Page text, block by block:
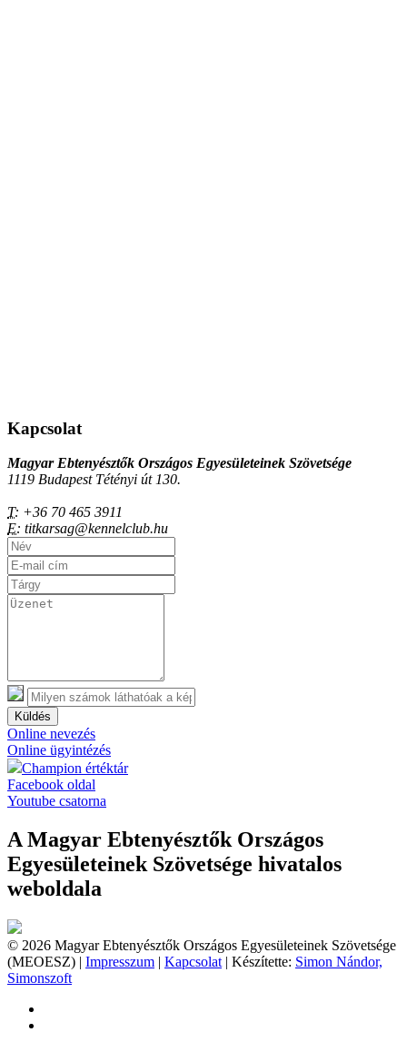
Kapcsolat
Magyar Ebtenyésztők Országos Egyesületeinek Szövetsége
1119 Budapest Tétényi út 130.
T: +36 70 465 3911
E: titkarsag@kennelclub.hu
Küldés
Online nevezés
Online ügyintézés
Champion értéktár
Facebook oldal
Youtube csatorna
A Magyar Ebtenyésztők Országos
Egyesületeinek Szövetsége hivatalos
weboldala
© 2026 Magyar Ebtenyésztők Országos Egyesületeinek Szövetsége
(MEOESZ) | Impresszum | Kapcsolat | Készítette: Simon Nándor,
Simonszoft